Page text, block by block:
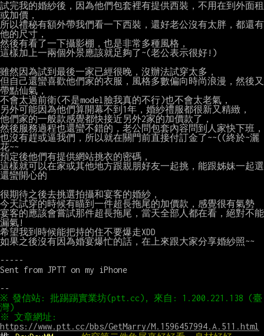
試完我的婚紗後，因為他們包套裡有提供西裝，不用在到外面租
或加價，
所以禮秘有額外帶我們看一下西裝，還好老公沒有太胖，都還有
他的尺寸，
然後有看了一下攝影棚，也是非常多種風格，
這樣加上一兩個外景應該就足夠了~(老公表示很好!)
雖然因為試到最後一家已經很晚，沒辦法試穿太多，
但自己還蠻喜歡他們家的衣服，風格多數偏向時尚浪漫，然後又
帶點仙氣，
不會太過前衛(不是model臉我真的不行)也不會太老氣，
另外可能因為他們算開幕不到1年，婚紗禮服都很新又精緻，
他們家的一般款感覺都快接近另外2家的加價款了，
然後服務過程也還蠻不錯的，老公問包套內容問到人家快下班，
也沒有趕或逼我們，所以就在關門前直接付訂金了~~((終於~灑
花~~
預定後他們有提供網站挑衣的密碼，
這樣就可以在家或其他地方跟親朋好友一起挑，能跟姊妹一起選
還蠻開心的
很期待之後去挑選拍攝和宴客的婚紗，
今天試穿的時候有瞄到一件超長拖尾的加價款，感覺很有氣勢
宴客的應該會嘗試那件超長拖尾，當天全部人都在看，絕對不能
漏氣!
希望我到時候能把持的住不要爆走XDD
如果之後沒有因為婚宴爆忙的話，在上來跟大家分享婚紗照~~
-----
Sent from JPTT on my iPhone
※ 發信站: 批踢踢實業坊(ptt.cc), 來自: 1.200.221.138 (臺
https://www.ptt.cc/bbs/GetMarry/M.1596457994.A.511.html